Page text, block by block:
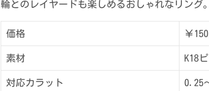
輪とのレイヤードも楽しめるおしゃれなリング。
価格 ￥
素材 K18
対応カラット 0.25